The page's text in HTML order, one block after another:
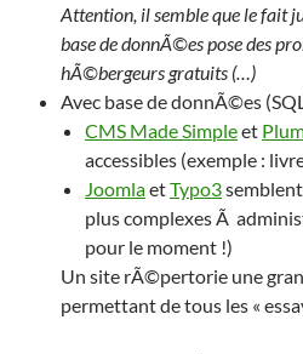
Attention, il semble que le fait
base de donnÃ©es pose des
hÃ©bergeurs gratuits (…)
Avec base de donnÃ©es
CMS Made Simpleet
accessibles (exemple :
JoomlaetTypo3
plus complexes Ã
pour le moment !)
Un site rÃ©pertorie une
permettant de tous les «